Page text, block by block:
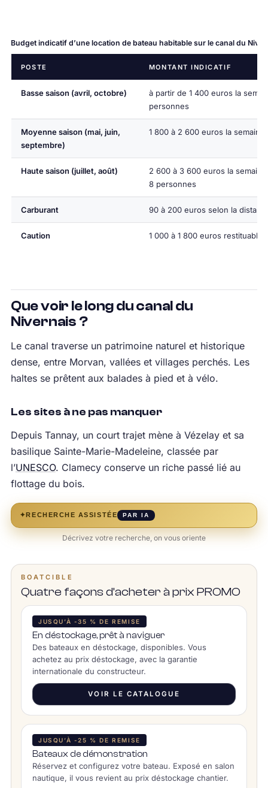
Budget indicatif d’une location de bateau habitable sur le canal du
POSTE MONTANT INDICATIF
Basse saison (avril, octobre)
à partir de 1 400 euros la
personnes
Moyenne saison (mai, juin,
septembre)
1 800 à 2 600 euros la semaine
Haute saison (juillet, août)
2 600 à 3 600 euros la
8 personnes
Carburant 90 à 200 euros selon la
Caution 1 000 à 1 800 euros restituables
Que voir le long du canal du
Nivernais ?
Le canal traverse un patrimoine naturel et historique
dense, entre Morvan, vallées et villages perchés. Les
haltes se prêtent aux balades à pied et à vélo.
Les sites à ne pas manquer
Depuis Tannay, un court trajet mène à Vézelay et sa
basilique Sainte-Marie-Madeleine, classée par
l’UNESCO. Clamecy conserve un riche passé lié au
flottage du bois.
✦ RECHERCHE ASSISTÉE PAR IA
Décrivez votre recherche, on vous oriente
BOATCIBLE
Quatre façons d’acheter à prix PROMO
JUSQU’À -35 % DE REMISE
En déstockage, prêt à naviguer
Des bateaux en déstockage, disponibles. Vous
achetez au prix déstockage, avec la garantie
internationale du constructeur.
VOIR LE CATALOGUE
JUSQU’À -25 % DE REMISE
Bateaux de démonstration
Réservez et configurez votre bateau. Exposé en salon
nautique, il vous revient au prix déstockage chantier.